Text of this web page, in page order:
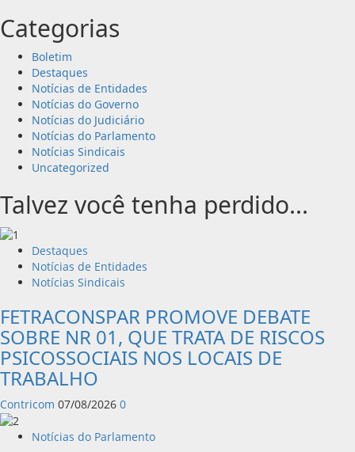
Categorias
Boletim
Destaques
Notícias de Entidades
Notícias do Governo
Notícias do Judiciário
Notícias do Parlamento
Notícias Sindicais
Uncategorized
Talvez você tenha perdido...
Destaques
Notícias de Entidades
Notícias Sindicais
FETRACONSPAR PROMOVE DEBATE
SOBRE NR 01, QUE TRATA DE RISCOS
PSICOSSOCIAIS NOS LOCAIS DE
TRABALHO
Contricom 07/08/2026 0
Notícias do Parlamento